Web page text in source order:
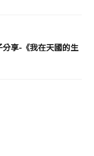
享-《我在天國的生